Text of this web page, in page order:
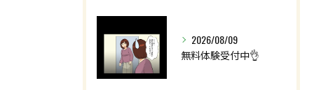
2026/08/09
無料体験受付中👌